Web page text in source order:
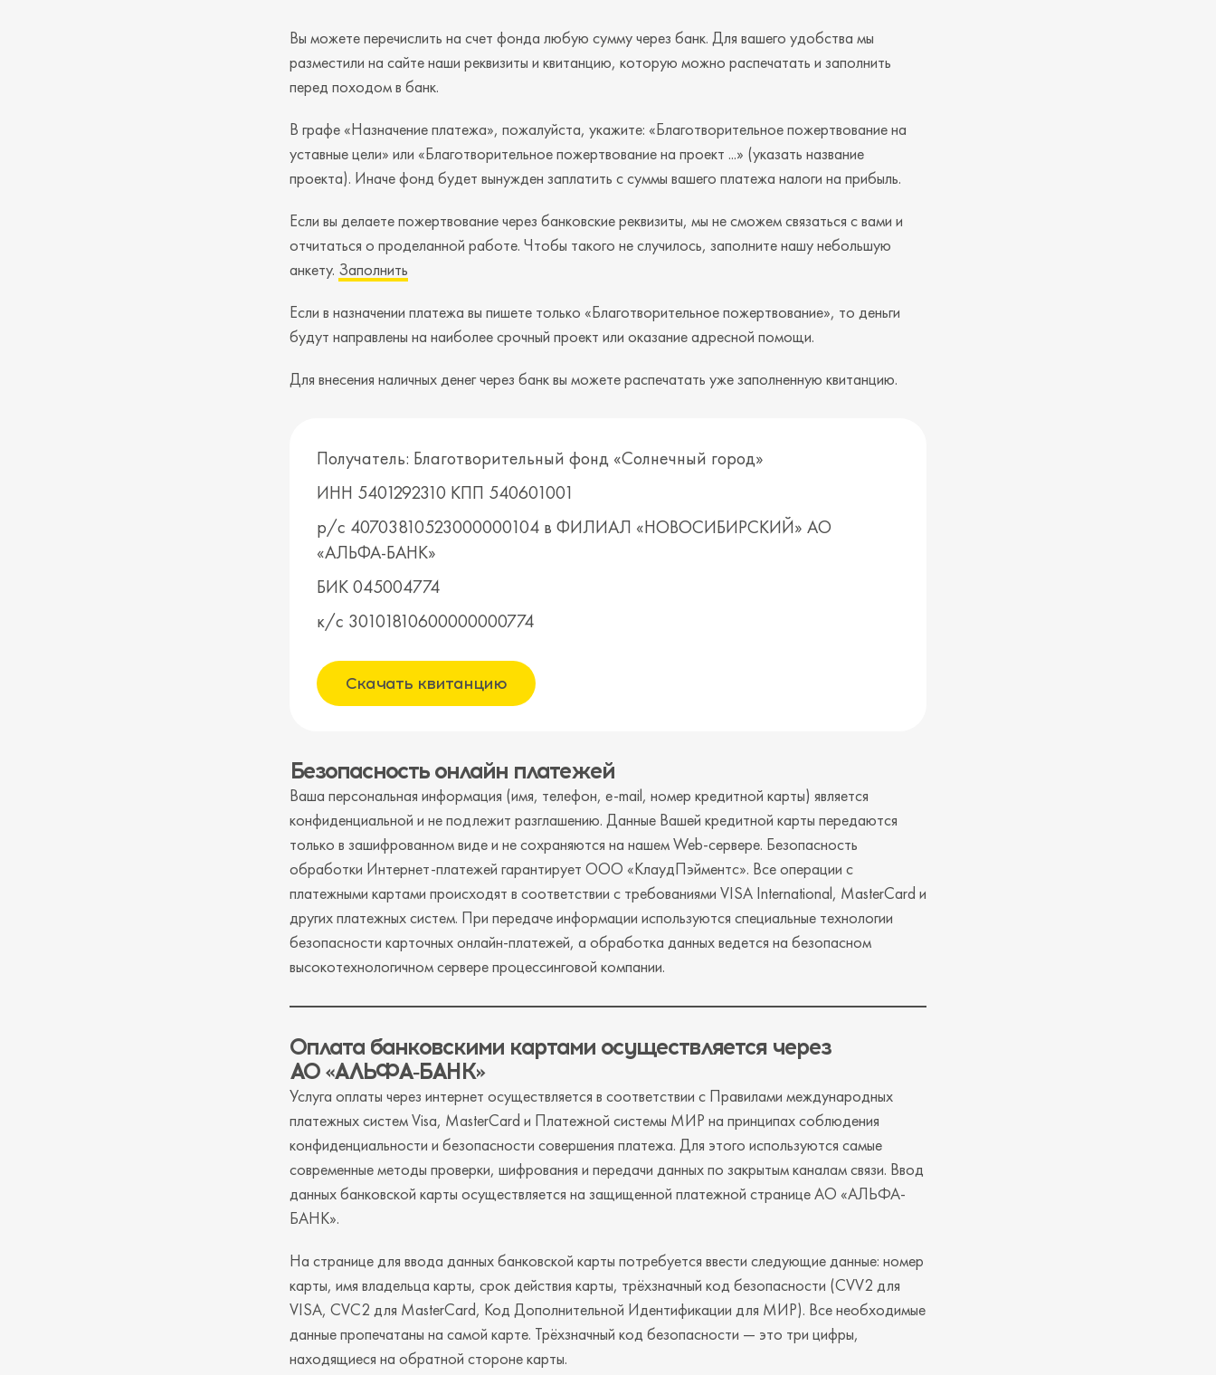
Вы можете перечислить на счет фонда любую сумму через банк. Для вашего удобства мы
разместили на сайте наши реквизиты и квитанцию, которую можно распечатать и заполнить
перед походом в банк.
В графе «Назначение платежа», пожалуйста, укажите: «Благотворительное пожертвование на
уставные цели» или «Благотворительное пожертвование на проект ...» (указать название
проекта). Иначе фонд будет вынужден заплатить с суммы вашего платежа налоги на прибыль.
Если вы делаете пожертвование через банковские реквизиты, мы не сможем связаться с вами и
отчитаться о проделанной работе. Чтобы такого не случилось, заполните нашу небольшую
анкету. Заполнить
Если в назначении платежа вы пишете только «Благотворительное пожертвование», то деньги
будут направлены на наиболее срочный проект или оказание адресной помощи.
Для внесения наличных денег через банк вы можете распечатать уже заполненную квитанцию.
Получатель: Благотворительный фонд «Солнечный город»
ИНН 5401292310 КПП 540601001
р/с 40703810523000000104 в ФИЛИАЛ «НОВОСИБИРСКИЙ» АО
«АЛЬФА-БАНК»
БИК 045004774
к/с 30101810600000000774
Скачать квитанцию
Безопасность онлайн платежей
Ваша персональная информация (имя, телефон, e-mail, номер кредитной карты) является
конфиденциальной и не подлежит разглашению. Данные Вашей кредитной карты передаются
только в зашифрованном виде и не сохраняются на нашем Web-сервере. Безопасность
обработки Интернет-платежей гарантирует ООО «КлаудПэйментс». Все операции с
платежными картами происходят в соответствии с требованиями VISA International, MasterCard и
других платежных систем. При передаче информации используются специальные технологии
безопасности карточных онлайн-платежей, а обработка данных ведется на безопасном
высокотехнологичном сервере процессинговой компании.
Оплата банковскими картами осуществляется через
АО «АЛЬФА‑БАНК»
Услуга оплаты через интернет осуществляется в соответствии с Правилами международных
платежных систем Visa, MasterCard и Платежной системы МИР на принципах соблюдения
конфиденциальности и безопасности совершения платежа. Для этого используются самые
современные методы проверки, шифрования и передачи данных по закрытым каналам связи. Ввод
данных банковской карты осуществляется на защищенной платежной странице АО «АЛЬФА-
БАНК».
На странице для ввода данных банковской карты потребуется ввести следующие данные: номер
карты, имя владельца карты, срок действия карты, трёхзначный код безопасности (CVV2 для
VISA, CVC2 для MasterCard, Код Дополнительной Идентификации для МИР). Все необходимые
данные пропечатаны на самой карте. Трёхзначный код безопасности — это три цифры,
находящиеся на обратной стороне карты.